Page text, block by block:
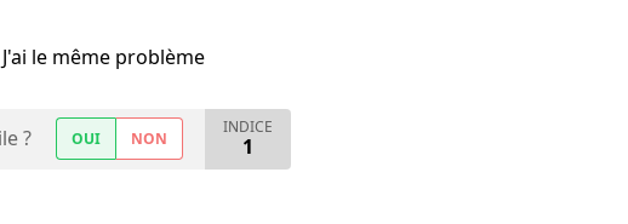
J'ai le même problème
? OUI NON
INDICE
1